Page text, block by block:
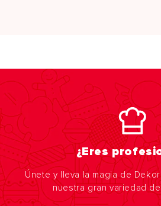
¿Eres
Únete y lleva la magia de
nuestra gran variedad